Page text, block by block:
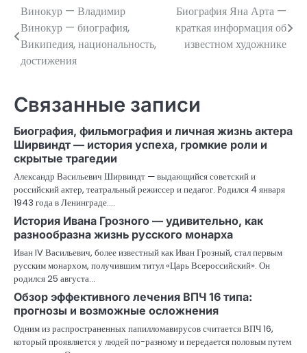
Навигация
по
записям
Винокур — Владимир
Винокур — биография,
Википедия, национальность,
достижения
Биография Яна Арта —
краткая информация об
известном художнике
Связанные записи
Биография, фильмография и личная жизнь актера
Ширвиндт — история успеха, громкие роли и
скрытые трагедии
Александр Васильевич Ширвиндт — выдающийся советский и
российский актер, театральный режиссер и педагог. Родился 4 января
1943 года в Ленинграде.…
История Ивана Грозного — удивительно, как
разнообразна жизнь русского монарха
Иван IV Васильевич, более известный как Иван Грозный, стал первым
русским монархом, получившим титул «Царь Всероссийский». Он
родился 25 августа…
Обзор эффективного лечения ВПЧ 16 типа:
прогнозы и возможные осложнения
Одним из распространенных папилломавирусов считается ВПЧ 16,
который проявляется у людей по-разному и передается половым путем